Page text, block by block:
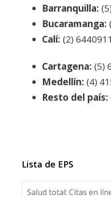
Barranquilla:
Bucaramanga:
Calí: (2) 6440911
Cartagena: (5)
Medellín: (4)
Resto del país:
Lista de EPS
Salud total: Citas en